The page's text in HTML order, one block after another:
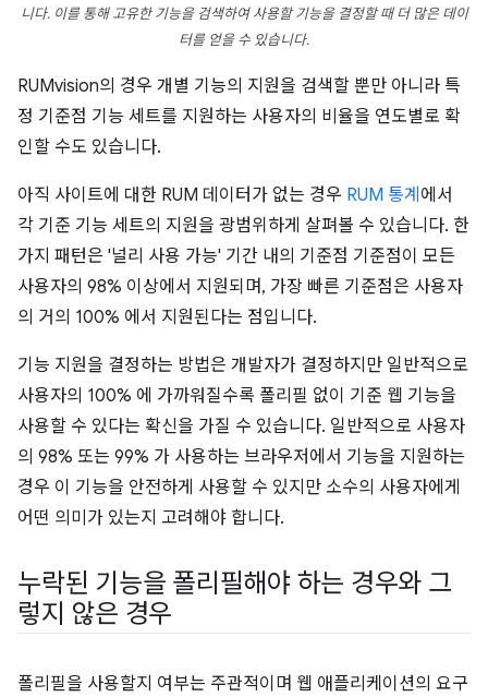
니다. 이를 통해 고유한 기능을 검색하여 사용할 기능을 결정할 때 더 많은 데이
터를 얻을 수 있습니다.
RUMvision의 경우 개별 기능의 지원을 검색할 뿐만 아니라 특
정 기준점 기능 세트를 지원하는 사용자의 비율을 연도별로 확
인할 수도 있습니다.
아직 사이트에 대한 RUM 데이터가 없는 경우 RUM 통계 에서
각 기준 기능 세트의 지원을 광범위하게 살펴볼 수 있습니다. 한
가지 패턴은 '널리 사용 가능' 기간 내의 기준점 기준점이 모든
사용자의 98% 이상에서 지원되며, 가장 빠른 기준점은 사용자
의 거의 100% 에서 지원된다는 점입니다.
기능 지원을 결정하는 방법은 개발자가 결정하지만 일반적으로
사용자의 100% 에 가까워질수록 폴리필 없이 기준 웹 기능을
사용할 수 있다는 확신을 가질 수 있습니다. 일반적으로 사용자
의 98% 또는 99% 가 사용하는 브라우저에서 기능을 지원하는
경우 이 기능을 안전하게 사용할 수 있지만 소수의 사용자에게
어떤 의미가 있는지 고려해야 합니다.
누락된 기능을 폴리필해야 하는 경우와 그
렇지 않은 경우
폴리필을 사용할지 여부는 주관적이며 웹 애플리케이션의 요구